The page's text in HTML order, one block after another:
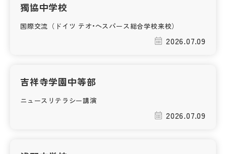
サイトマップ
獨協中学校
国際交流（ドイツ テオ•ヘスパース総合学校来校）
2026.07.09
吉祥寺学園中等部
ニュースリテラシー講演
2026.07.09